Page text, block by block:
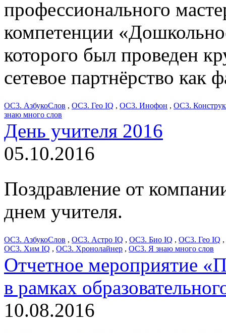
профессионального
компетенции
которого был проведен
сетевое партнёрство
ОС3. АзбукоСлов , ОС3. Гео IQ , ОС3. Инофон , ОС3.
знаю много слов
День учителя 2016
05.10.2016
Поздравление от
днем учителя.
ОС3. АзбукоСлов , ОС3. Астро IQ , ОС3. Био IQ , ОС3. Гео IQ ,
ОС3. Хим IQ , ОС3. Хронолайнер , ОС3. Я знаю много слов
Отчетное мероприятие
в рамках
10.08.2016